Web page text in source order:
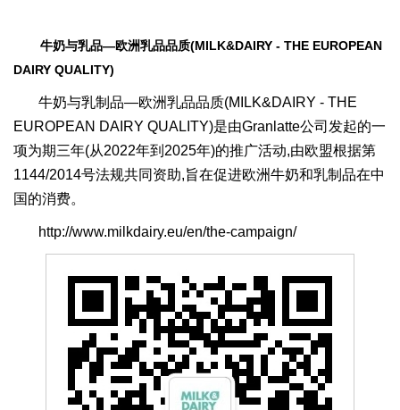
牛奶与乳品—欧洲乳品品质(MILK&DAIRY - THE EUROPEAN
DAIRY QUALITY)
牛奶与乳制品—欧洲乳品品质(MILK&DAIRY - THE
EUROPEAN DAIRY QUALITY)是由Granlatte公司发起的一
项为期三年(从2022年到2025年)的推广活动,由欧盟根据第
1144/2014号法规共同资助,旨在促进欧洲牛奶和乳制品在中
国的消费。
http://www.milkdairy.eu/en/the-campaign/